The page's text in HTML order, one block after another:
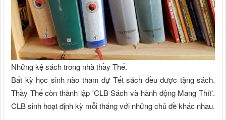
Những kệ sách trong nhà thầy Thế.
Bất kỳ học sinh nào tham dự Tết sách đều được tặng sách.
Thầy Thế còn thành lập 'CLB Sách và hành động Mang Thít'.
CLB sinh hoạt định kỳ mỗi tháng với những chủ đề khác nhau.